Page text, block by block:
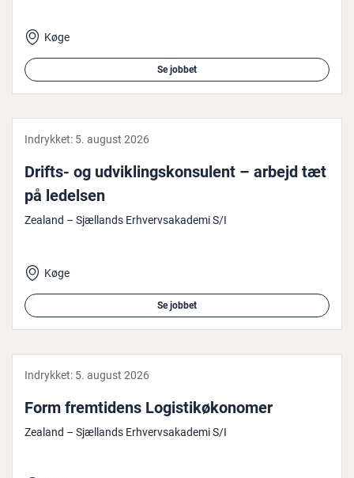
Køge
Se jobbet
Indrykket: 5. august 2026
Drifts- og ud­vik­lings­kon­su­lent – arbejd tæt
på ledelsen
Zealand – Sjællands Erhvervsakademi S/I
Køge
Se jobbet
Indrykket: 5. august 2026
Form frem­ti­dens Lo­gi­sti­kø­ko­no­mer
Zealand – Sjællands Erhvervsakademi S/I